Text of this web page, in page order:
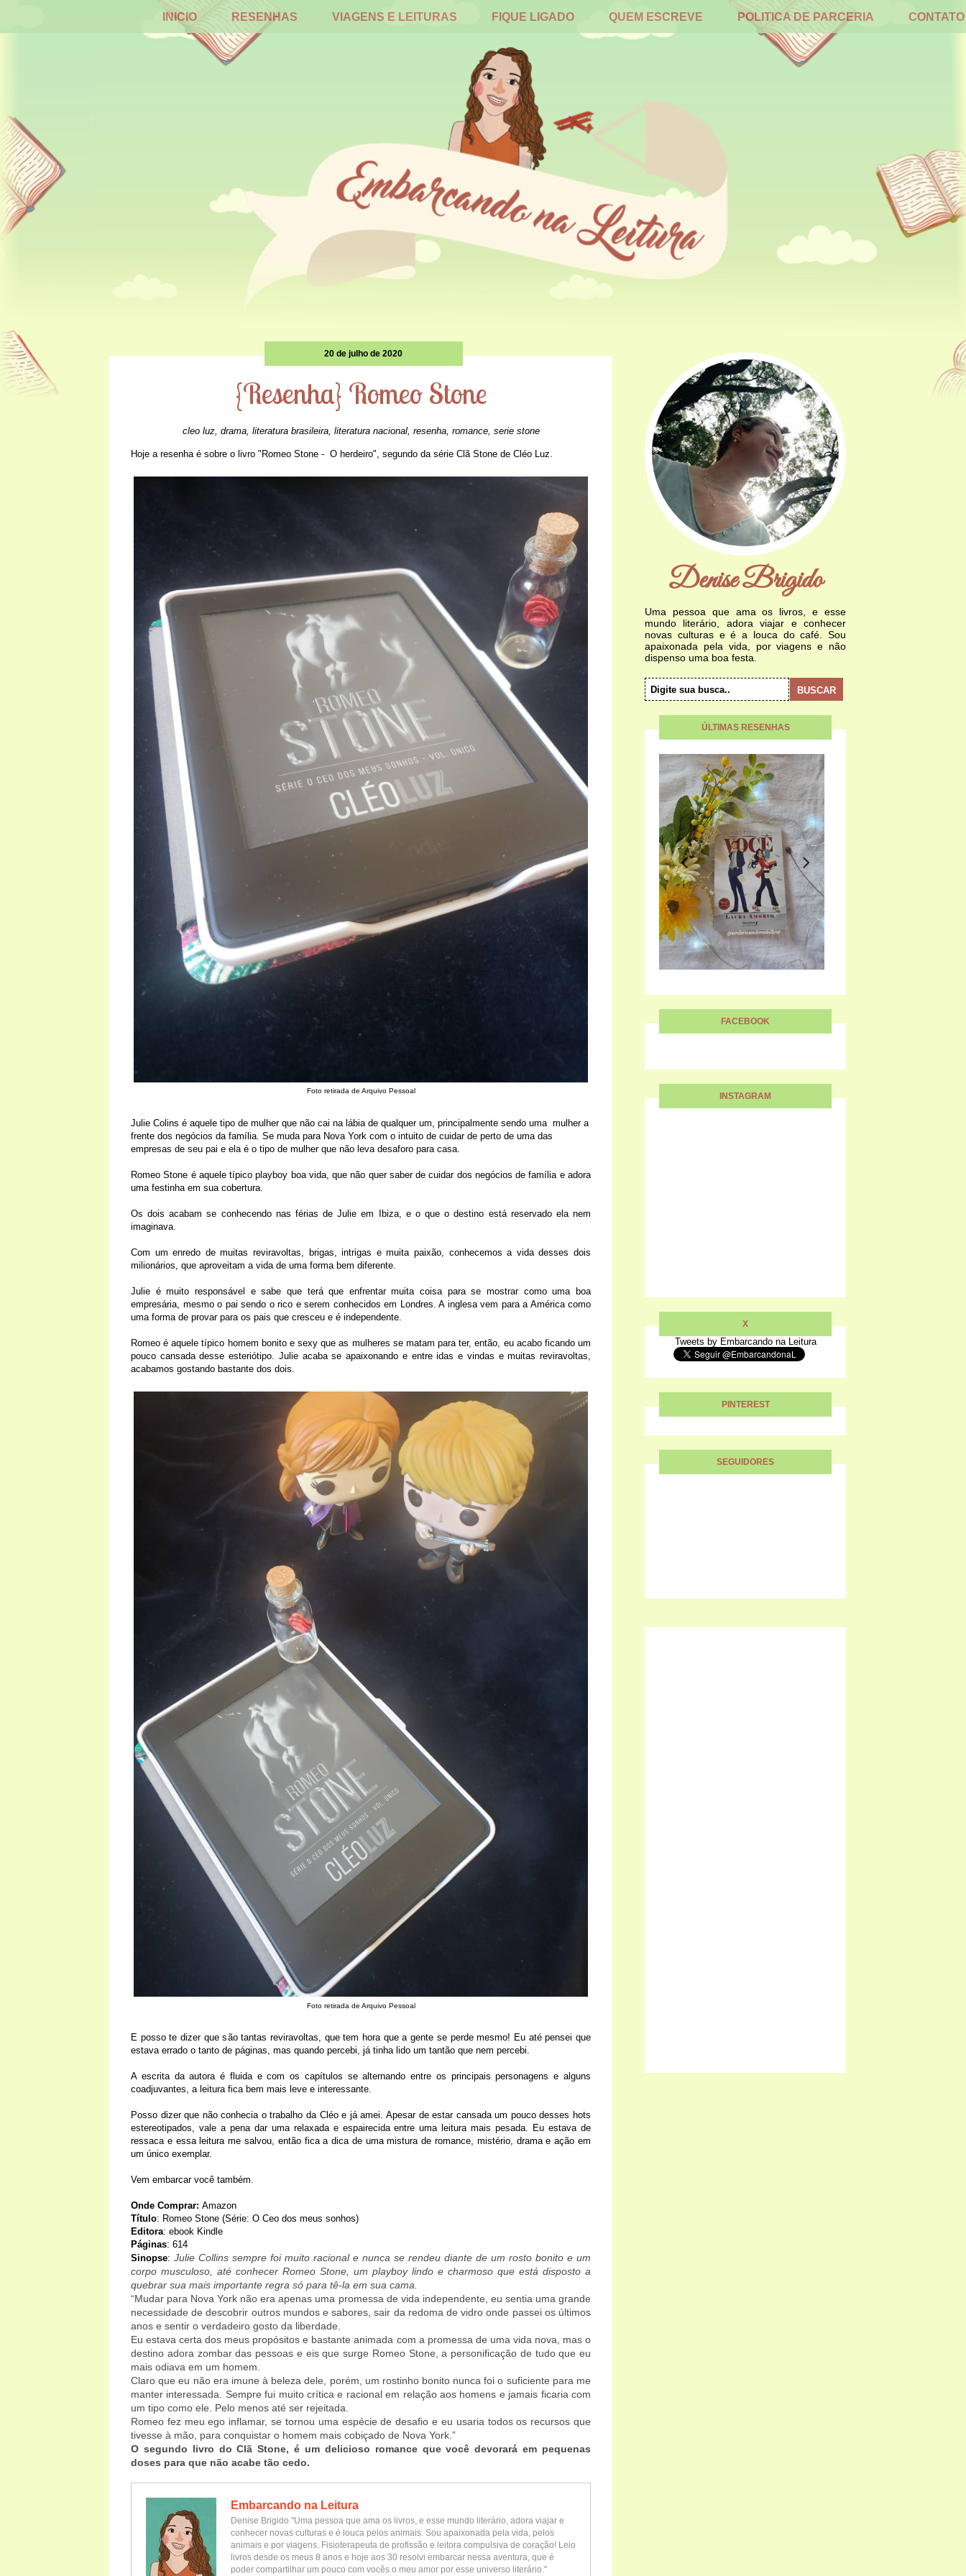
INICIO RESENHAS VIAGENS E LEITURAS FIQUE LIGADO QUEM ESCREVE POLITICA DE PARCERIA CONTATO
20 de julho de 2020
{Resenha} Romeo Stone
cleo luz, drama, literatura brasileira, literatura nacional, resenha, romance, serie stone
Hoje a resenha é sobre o livro "Romeo Stone - O herdeiro", segundo da série Clã Stone de Cléo Luz.
Foto retirada de Arquivo Pessoal
Julie Colins é aquele tipo de mulher que não cai na lábia de qualquer um, principalmente sendo uma mulher a
frente dos negócios da família. Se muda para Nova York com o intuito de cuidar de perto de uma das
empresas de seu pai e ela é o tipo de mulher que não leva desaforo para casa.
Romeo Stone é aquele típico playboy boa vida, que não quer saber de cuidar dos negócios de família e adora
uma festinha em sua cobertura.
Os dois acabam se conhecendo nas férias de Julie em Ibiza, e o que o destino está reservado ela nem
imaginava.
Com um enredo de muitas reviravoltas, brigas, intrigas e muita paixão, conhecemos a vida desses dois
milionários, que aproveitam a vida de uma forma bem diferente.
Julie é muito responsável e sabe que terá que enfrentar muita coisa para se mostrar como uma boa
empresária, mesmo o pai sendo o rico e serem conhecidos em Londres. A inglesa vem para a América como
uma forma de provar para os pais que cresceu e é independente.
Romeo é aquele típico homem bonito e sexy que as mulheres se matam para ter, então, eu acabo ficando um
pouco cansada desse esteriótipo. Julie acaba se apaixonando e entre idas e vindas e muitas reviravoltas,
acabamos gostando bastante dos dois.
Foto retirada de Arquivo Pessoal
E posso te dizer que são tantas reviravoltas, que tem hora que a gente se perde mesmo! Eu até pensei que
estava errado o tanto de páginas, mas quando percebi, já tinha lido um tantão que nem percebi.
A escrita da autora é fluida e com os capítulos se alternando entre os principais personagens e alguns
coadjuvantes, a leitura fica bem mais leve e interessante.
Posso dizer que não conhecia o trabalho da Cléo e já amei. Apesar de estar cansada um pouco desses hots
estereotipados, vale a pena dar uma relaxada e espairecida entre uma leitura mais pesada. Eu estava de
ressaca e essa leitura me salvou, então fica a dica de uma mistura de romance, mistério, drama e ação em
um único exemplar.
Vem embarcar você também.
Onde Comprar: Amazon
Título: Romeo Stone (Série: O Ceo dos meus sonhos)
Editora: ebook Kindle
Páginas: 614
Sinopse: Julie Collins sempre foi muito racional e nunca se rendeu diante de um rosto bonito e um
corpo musculoso, até conhecer Romeo Stone, um playboy lindo e charmoso que está disposto a
quebrar sua mais importante regra só para tê-la em sua cama.
“Mudar para Nova York não era apenas uma promessa de vida independente, eu sentia uma grande
necessidade de descobrir outros mundos e sabores, sair da redoma de vidro onde passei os últimos
anos e sentir o verdadeiro gosto da liberdade.
Eu estava certa dos meus propósitos e bastante animada com a promessa de uma vida nova, mas o
destino adora zombar das pessoas e eis que surge Romeo Stone, a personificação de tudo que eu
mais odiava em um homem.
Claro que eu não era imune à beleza dele, porém, um rostinho bonito nunca foi o suficiente para me
manter interessada. Sempre fui muito crítica e racional em relação aos homens e jamais ficaria com
um tipo como ele. Pelo menos até ser rejeitada.
Romeo fez meu ego inflamar, se tornou uma espécie de desafio e eu usaria todos os recursos que
tivesse à mão, para conquistar o homem mais cobiçado de Nova York.”
O segundo livro do Clã Stone, é um delicioso romance que você devorará em pequenas
doses para que não acabe tão cedo.
Embarcando na Leitura
Denise Brigido "Uma pessoa que ama os livros, e esse mundo literário, adora viajar e
conhecer novas culturas e é louca pelos animais. Sou apaixonada pela vida, pelos
animais e por viagens. Fisioterapeuta de profissão e leitora compulsiva de coração! Leio
livros desde os meus 8 anos e hoje aos 30 resolvi embarcar nessa aventura, que é
poder compartilhar um pouco com vocês o meu amor por esse universo literário."
Denise Brigido
Uma pessoa que ama os livros, e esse
mundo literário, adora viajar e conhecer
novas culturas e é a louca do café. Sou
apaixonada pela vida, por viagens e não
dispenso uma boa festa.
ÚLTIMAS RESENHAS
FACEBOOK
INSTAGRAM
X
Tweets by Embarcando na Leitura
PINTEREST
SEGUIDORES